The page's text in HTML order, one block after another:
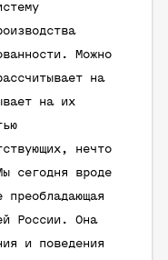
Можно
на
на их
нечто
сегодня вроде
России. Она
и поведения